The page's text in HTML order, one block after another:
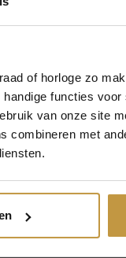
of horloge zo
functies
van onze site
combineren met